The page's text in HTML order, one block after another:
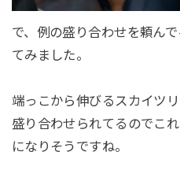
で、例の盛り合わせを頼ん
てみました。
端っこから伸びるスカイツ
盛り合わせられてるのでこ
になりそうですね。